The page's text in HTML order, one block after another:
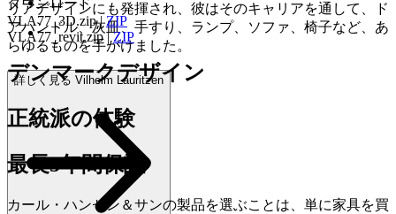
リアデザインにも発揮され、彼はそのキャリアを通して、ド
アハンドル、灰皿、手すり、ランプ、ソファ、椅子など、あ
らゆるものを手がけました。
詳しく見る Vilhelm Lauritzen
ダウンロード
VLA77_3D.zip|ZIP
VLA77_revit.zip|ZIP
デンマークデザイン
正統派の体験
最長5年間保証
カール・ハンセン＆サンの製品を選ぶことは、単に家具を買